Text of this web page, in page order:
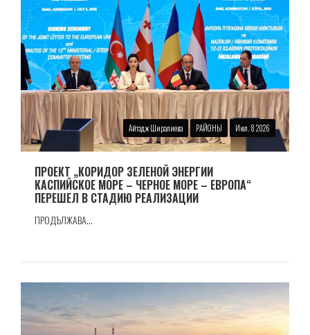
Айтадж Ширалиева РАЙОНЫ Июл. 8 2026
ПРОЕКТ „КОРИДОР ЗЕЛЕНОЙ ЭНЕРГИИ
КАСПИЙСКОЕ МОРЕ – ЧЕРНОЕ МОРЕ – ЕВРОПА“
ПЕРЕШЕЛ В СТАДИЮ РЕАЛИЗАЦИИ
ПРОДЪЛЖАВА...